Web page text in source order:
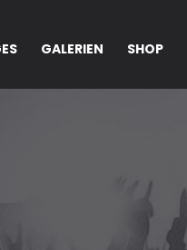
GALERIEN SHOP